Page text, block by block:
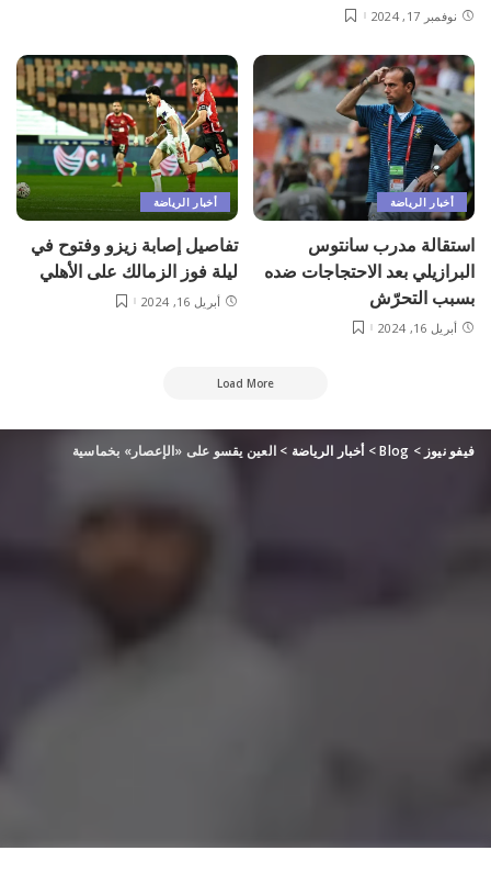
نوفمبر 17, 2024
أخبار الرياضة
استقالة مدرب سانتوس
البرازيلي بعد الاحتجاجات ضده
بسبب التحرّش
أبريل 16, 2024
أخبار الرياضة
تفاصيل إصابة زيزو وفتوح في
ليلة فوز الزمالك على الأهلي
أبريل 16, 2024
Load More
فيفو نيوز >
Blog
> أخبار الرياضة > العين يقسو على «الإعصار» بخماسية